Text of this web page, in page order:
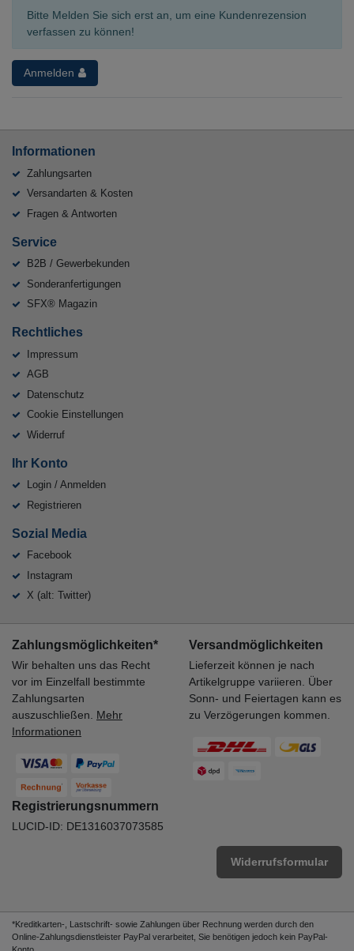
Bitte Melden Sie sich erst an, um eine Kundenrezension
verfassen zu können!
Anmelden
Informationen
Zahlungsarten
Versandarten & Kosten
Fragen & Antworten
Service
B2B / Gewerbekunden
Sonderanfertigungen
SFX® Magazin
Rechtliches
Impressum
AGB
Datenschutz
Cookie Einstellungen
Widerruf
Ihr Konto
Login / Anmelden
Registrieren
Sozial Media
Facebook
Instagram
X (alt: Twitter)
Zahlungsmöglichkeiten*
Wir behalten uns das Recht
vor im Einzelfall bestimmte
Zahlungsarten
auszuschließen. Mehr
Informationen
Versandmöglichkeiten
Lieferzeit können je nach
Artikelgruppe variieren. Über
Sonn- und Feiertagen kann es
zu Verzögerungen kommen.
Registrierungsnummern
LUCID-ID: DE1316037073585
Widerrufsformular
*Kreditkarten-, Lastschrift- sowie Zahlungen über Rechnung werden durch den
Online-Zahlungsdienstleister PayPal verarbeitet, Sie benötigen jedoch kein PayPal-